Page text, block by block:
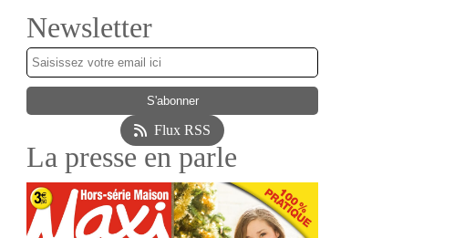
Newsletter
Flux RSS
La presse en parle